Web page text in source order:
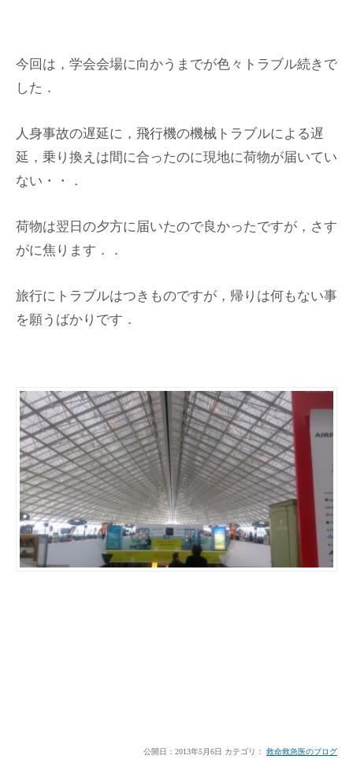
今回は，学会会場に向かうまでが色々トラブル続きで
した．
人身事故の遅延に，飛行機の機械トラブルによる遅
延，乗り換えは間に合ったのに現地に荷物が届いてい
ない・・．
荷物は翌日の夕方に届いたので良かったですが，さす
がに焦ります．．
旅行にトラブルはつきものですが，帰りは何もない事
を願うばかりです．
公開日： 2013年5月6日 カテゴリ： 救命救急医のブログ